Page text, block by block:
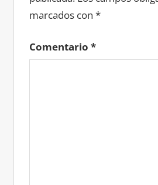
marcados con *
Comentario *